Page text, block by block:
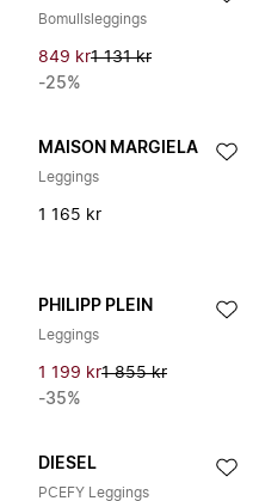
Bomullsleggings
849 kr1 131 kr
-25%
MAISON MARGIELA
Leggings
1 165 kr
PHILIPP PLEIN
Leggings
1 199 kr1 855 kr
-35%
DIESEL
PCEFY Leggings